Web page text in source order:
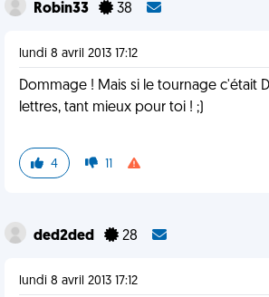
Robin33 38
lundi 8 avril 2013 17:12
Dommage ! Mais si le tournage c'était
lettres, tant mieux pour toi ! ;)
4 11
ded2ded 28
lundi 8 avril 2013 17:12